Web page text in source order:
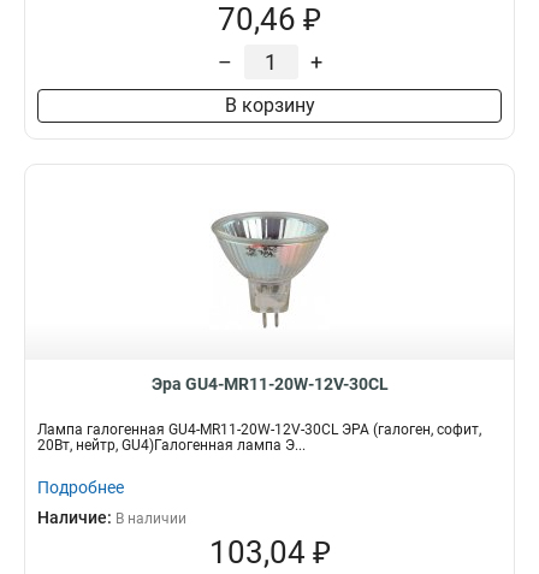
70,46 ₽
– +
В корзину
Эра GU4-MR11-20W-12V-30CL
Лампа галогенная GU4-MR11-20W-12V-30CL ЭРА (галоген, софит,
20Вт, нейтр, GU4)Галогенная лампа Э...
Подробнее
Наличие: В наличии
103,04 ₽